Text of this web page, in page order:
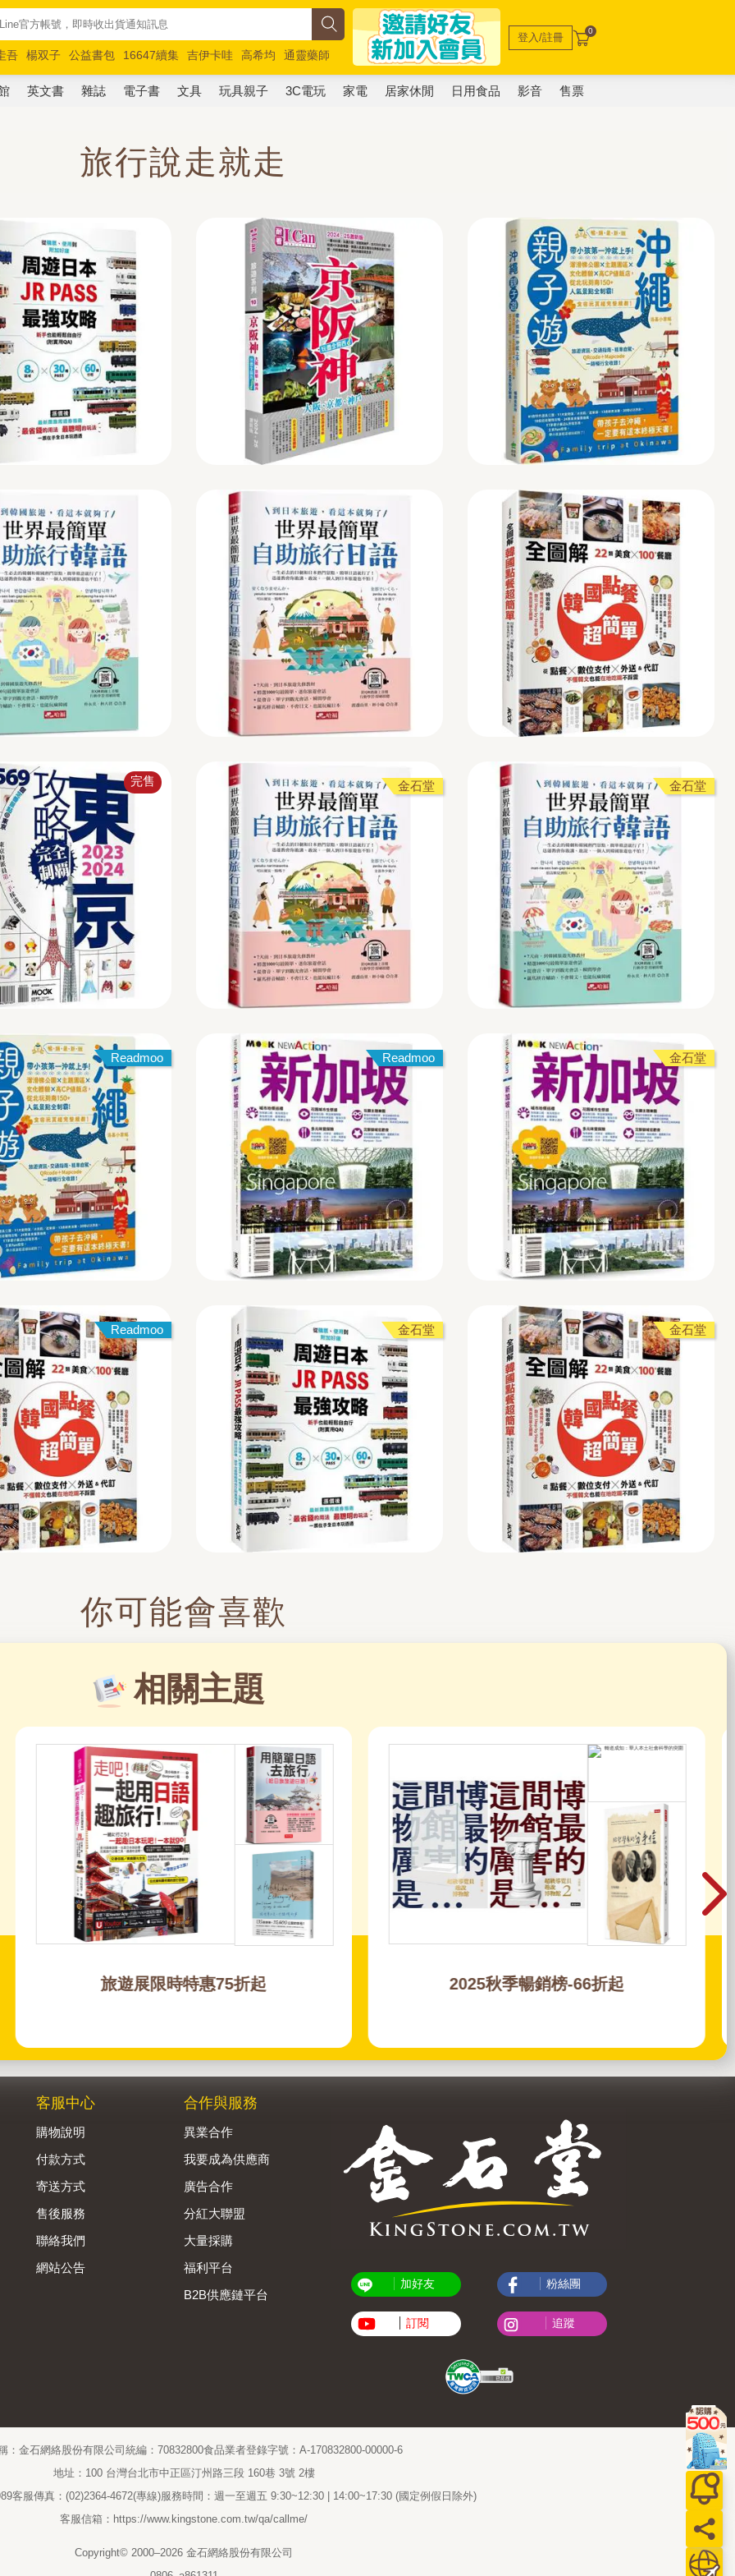
吾 楊双子 公益書包 16647續集 吉伊卡哇 高希均
通靈藥師
路邊攤新作
馬斯克 玩具總動員5 超慢跑
登入/註冊 0
英文書 雜誌 電子書 文具 玩具親子 3C電玩 家電 居家休閒 日用食品 影音 售票
旅行說走就走
完售 金石堂 金石堂
Readmoo Readmoo 金石堂
Readmoo 金石堂 金石堂
你可能會喜歡
相關主題
旅遊展限時特惠75折起 2025秋季暢銷榜-66折起
客服中心
購物說明
付款方式
寄送方式
售後服務
聯絡我們
網站公告
合作與服務
異業合作
我要成為供應商
廣告合作
分紅大聯盟
大量採購
福利平台
B2B供應鏈平台
加好友
訂閱
粉絲團
追蹤
：金石網絡股份有限公司 統編：70832800食品業者登錄字號：A-170832800-00000-6
地址：100 台灣台北市中正區汀州路三段 160巷 3號 2樓
客服傳真：(02)2364-4672(專線)服務時間：週一至週五 9:30~12:30 | 14:00~17:30 (國定例假日除外)
客服信箱：https://www.kingstone.com.tw/qa/callme/
Copyright© 2000–2026 金石網絡股份有限公司